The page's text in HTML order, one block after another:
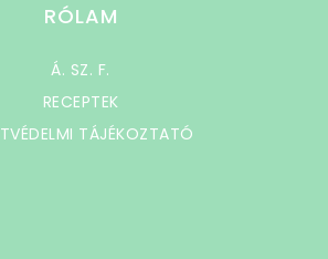
RÓLAM
Á. SZ. F.
RECEPTEK
TÁJÉKOZTATÓ